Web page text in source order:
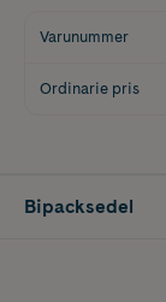
Varunummer
Ordinarie pris
Bipacksedel